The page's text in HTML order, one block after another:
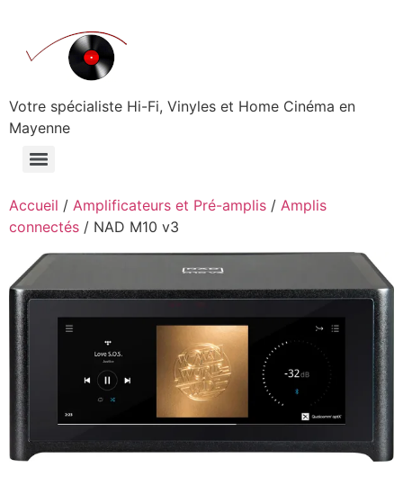
contenu
Votre spécialiste Hi-Fi, Vinyles et Home Cinéma en
Mayenne
Accueil / Amplificateurs et Pré-amplis / Amplis
connectés / NAD M10 v3